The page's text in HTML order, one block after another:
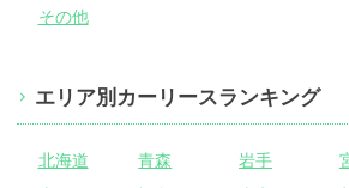
その他
エリア別カーリースランキング
北海道 青森 岩手